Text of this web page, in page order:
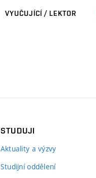
VYUČUJÍCÍ / LEKTOR
STUDUJI
Aktuality a výzvy
Studijní oddělení